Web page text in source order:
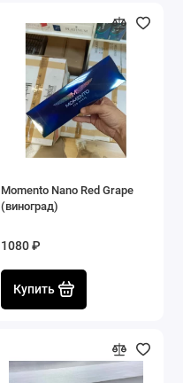
Momento Nano Red Grape
(виноград)
1080 ₽
Купить